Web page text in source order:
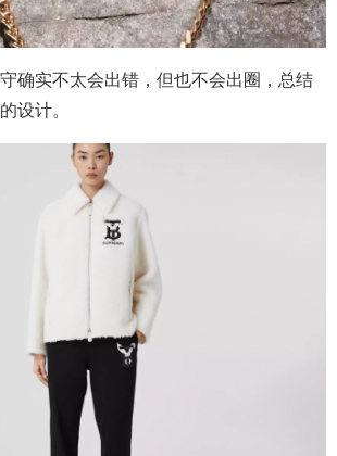
确实不太会出错，但也不会出圈，总结
设计。